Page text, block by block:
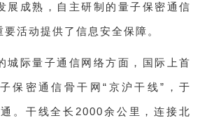
展成熟，自主研制的量子保密通信
活动提供了信息安全保障。
城际量子通信网络方面，国际上首
保密通信骨干网“京沪干线”，于
。干线全长2000余公里，连接北